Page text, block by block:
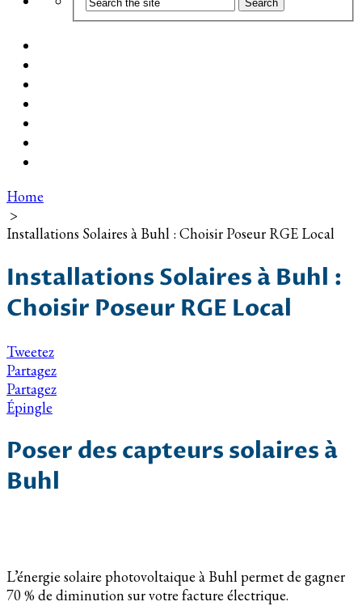
Home
>
Installations Solaires à Buhl : Choisir Poseur RGE Local
Installations Solaires à Buhl :
Choisir Poseur RGE Local
Tweetez
Partagez
Partagez
Épingle
Poser des capteurs solaires à
Buhl
L’énergie solaire photovoltaique à Buhl permet de gagner
70 % de diminution sur votre facture électrique.